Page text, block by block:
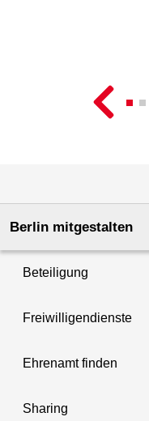
Berlin mitgestalten
Beteiligung
Freiwilligendienste
Ehrenamt finden
Sharing